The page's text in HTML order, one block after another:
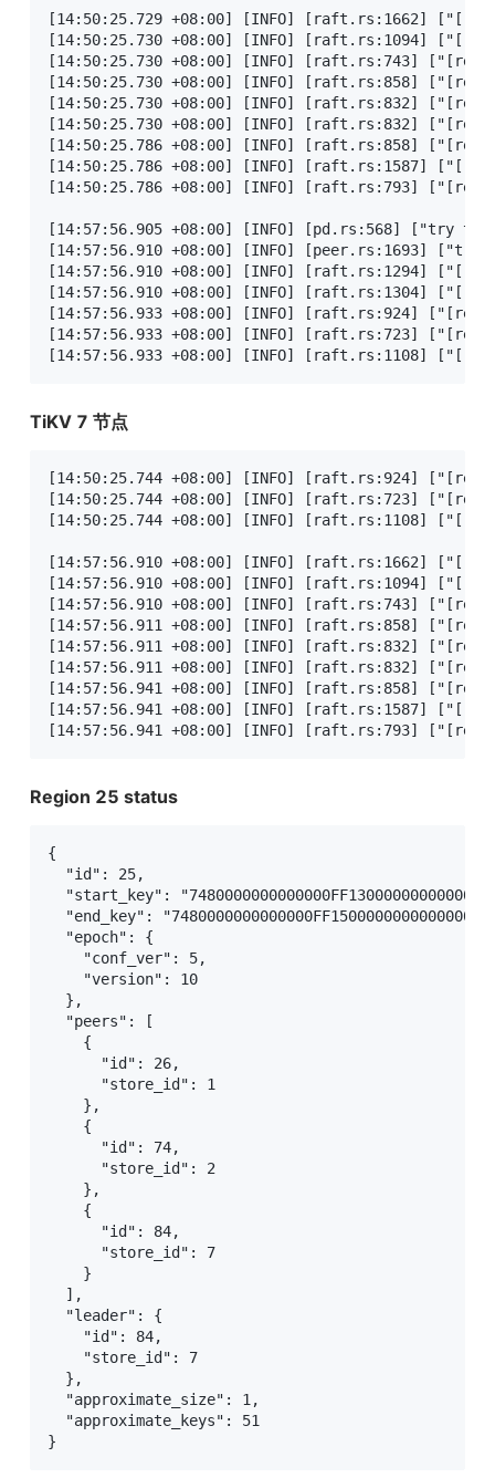
[14:50:25.729 +08:00] [INFO] [raft.rs:1662]
[14:50:25.730 +08:00] [INFO] [raft.rs:1094]
[14:50:25.730 +08:00] [INFO] [raft.rs:743]
[14:50:25.730 +08:00] [INFO] [raft.rs:858]
[14:50:25.730 +08:00] [INFO] [raft.rs:832]
[14:50:25.730 +08:00] [INFO] [raft.rs:832]
[14:50:25.786 +08:00] [INFO] [raft.rs:858]
[14:50:25.786 +08:00] [INFO] [raft.rs:1587]
[14:50:25.786 +08:00] [INFO] [raft.rs:793]
[14:57:56.905 +08:00] [INFO] [pd.rs:568] ["try
[14:57:56.910 +08:00] [INFO] [peer.rs:1693]
[14:57:56.910 +08:00] [INFO] [raft.rs:1294]
[14:57:56.910 +08:00] [INFO] [raft.rs:1304]
[14:57:56.933 +08:00] [INFO] [raft.rs:924]
[14:57:56.933 +08:00] [INFO] [raft.rs:723]
[14:57:56.933 +08:00] [INFO] [raft.rs:1108]
TiKV 7 节点
[14:50:25.744 +08:00] [INFO] [raft.rs:924]
[14:50:25.744 +08:00] [INFO] [raft.rs:723]
[14:50:25.744 +08:00] [INFO] [raft.rs:1108]
[14:57:56.910 +08:00] [INFO] [raft.rs:1662]
[14:57:56.910 +08:00] [INFO] [raft.rs:1094]
[14:57:56.910 +08:00] [INFO] [raft.rs:743]
[14:57:56.911 +08:00] [INFO] [raft.rs:858]
[14:57:56.911 +08:00] [INFO] [raft.rs:832]
[14:57:56.911 +08:00] [INFO] [raft.rs:832]
[14:57:56.941 +08:00] [INFO] [raft.rs:858]
[14:57:56.941 +08:00] [INFO] [raft.rs:1587]
[14:57:56.941 +08:00] [INFO] [raft.rs:793]
Region 25 status
{
  "id": 25,
"start_key":
"end_key":
  "epoch": {
    "conf_ver": 5,
    "version": 10
  },
  "peers": [
    {
      "id": 26,
      "store_id": 1
    },
    {
      "id": 74,
      "store_id": 2
    },
    {
      "id": 84,
      "store_id": 7
    }
  ],
  "leader": {
    "id": 84,
    "store_id": 7
  },
  "approximate_size": 1,
  "approximate_keys": 51
}